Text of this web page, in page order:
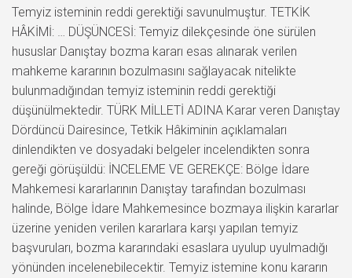
Temyiz isteminin reddi gerektiği savunulmuştur. TETKİK
HÂKİMİ: … DÜŞÜNCESİ: Temyiz dilekçesinde öne sürülen
hususlar Danıştay bozma kararı esas alınarak verilen
mahkeme kararının bozulmasını sağlayacak nitelikte
bulunmadığından temyiz isteminin reddi gerektiği
düşünülmektedir. TÜRK MİLLETİ ADINA Karar veren Danıştay
Dördüncü Dairesince, Tetkik Hâkiminin açıklamaları
dinlendikten ve dosyadaki belgeler incelendikten sonra
gereği görüşüldü: İNCELEME VE GEREKÇE: Bölge İdare
Mahkemesi kararlarının Danıştay tarafından bozulması
halinde, Bölge İdare Mahkemesince bozmaya ilişkin kararlar
üzerine yeniden verilen kararlara karşı yapılan temyiz
başvuruları, bozma kararındaki esaslara uyulup uyulmadığı
yönünden incelenebilecektir. Temyiz istemine konu kararın